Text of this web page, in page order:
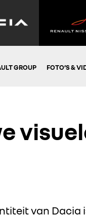
GROUP FOTO’S &
van Dacia